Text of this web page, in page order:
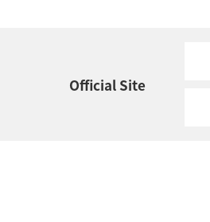
Official Site